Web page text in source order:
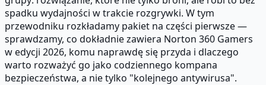
spadku wydajności w trakcie rozgrywki. W tym
przewodniku rozkładamy pakiet na części pierwsze —
sprawdzamy, co dokładnie zawiera Norton 360 Gamers
w edycji 2026, komu naprawdę się przyda i dlaczego
warto rozważyć go jako codziennego kompana
bezpieczeństwa, a nie tylko "kolejnego antywirusa".